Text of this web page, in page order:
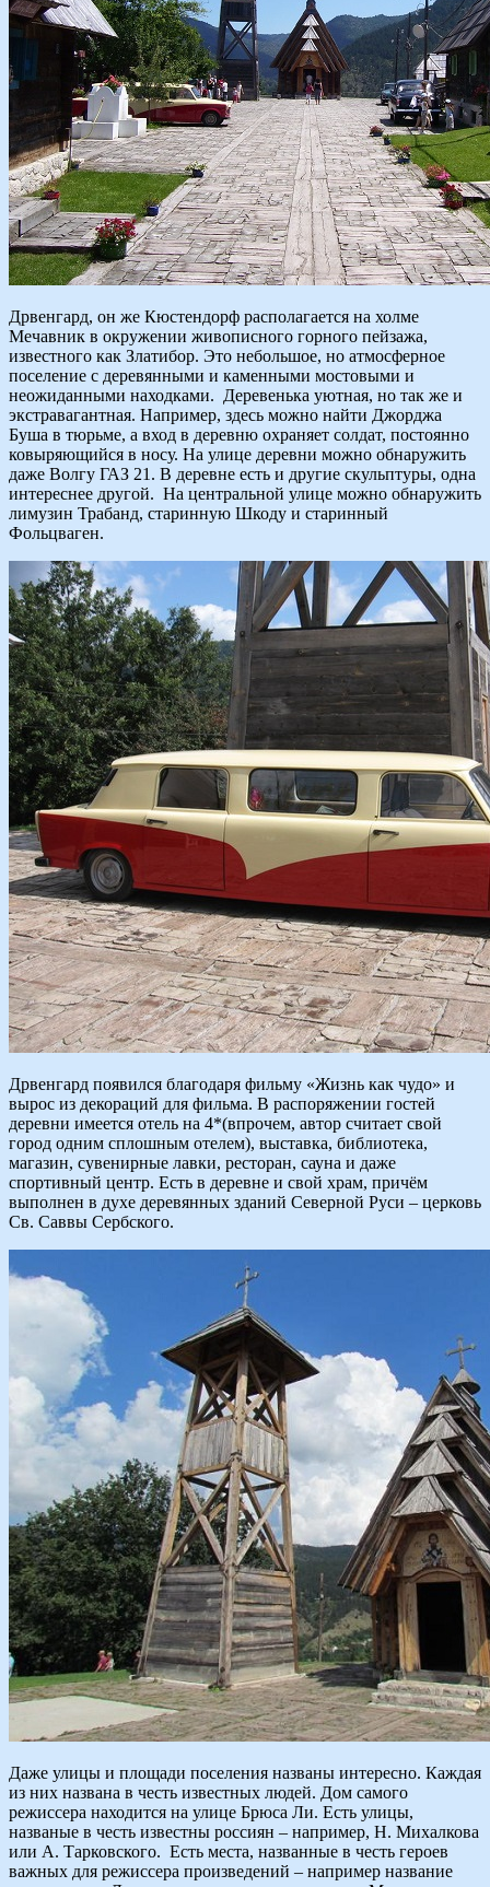
Дрвенгард, он же Кюстендорф располагается на холме
Мечавник в окружении живописного горного пейзажа,
известного как Златибор. Это небольшое, но атмосферное
поселение с деревянными и каменными мостовыми и
неожиданными находками. Деревенька уютная, но так же и
экстравагантная. Например, здесь можно найти Джорджа
Буша в тюрьме, а вход в деревню охраняет солдат, постоянно
ковыряющийся в носу. На улице деревни можно обнаружить
даже Волгу ГАЗ 21. В деревне есть и другие скульптуры, одна
интереснее другой. На центральной улице можно обнаружить
лимузин Трабанд, старинную Шкоду и старинный
Фольцваген.
Дрвенгард появился благодаря фильму «Жизнь как чудо» и
вырос из декораций для фильма. В распоряжении гостей
деревни имеется отель на 4*(впрочем, автор считает свой
город одним сплошным отелем), выставка, библиотека,
магазин, сувенирные лавки, ресторан, сауна и даже
спортивный центр. Есть в деревне и свой храм, причём
выполнен в духе деревянных зданий Северной Руси – церковь
Св. Саввы Сербского.
Даже улицы и площади поселения названы интересно. Каждая
из них названа в честь известных людей. Дом самого
режиссера находится на улице Брюса Ли. Есть улицы,
названые в честь известны россиян – например, Н. Михалкова
или А. Тарковского. Есть места, названные в честь героев
важных для режиссера произведений – например название